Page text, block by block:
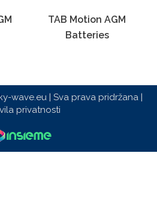
TAB Motion AGM
Batteries
wave.eu | Sva prava pridržana |
privatnosti